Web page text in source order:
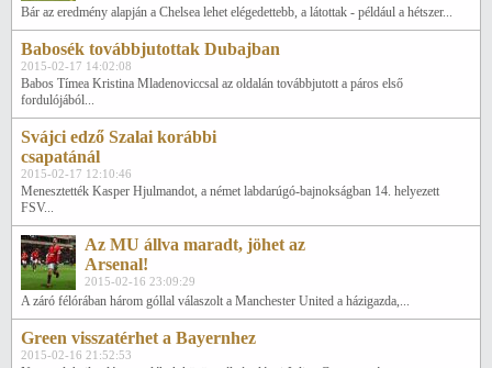
Bár az eredmény alapján a Chelsea lehet elégedettebb, a látottak - például a hétszer...
Babosék továbbjutottak Dubajban
2015-02-17 14:02:08
Babos Tímea Kristina Mladenoviccsal az oldalán továbbjutott a páros első
fordulójából...
Svájci edző Szalai korábbi
csapatánál
2015-02-17 12:10:46
Menesztették Kasper Hjulmandot, a német labdarúgó-bajnokságban 14. helyezett
FSV...
Az MU állva maradt, jöhet az
Arsenal!
2015-02-16 23:09:29
A záró félórában három góllal válaszolt a Manchester United a házigazda,...
Green visszatérhet a Bayernhez
2015-02-16 21:52:53